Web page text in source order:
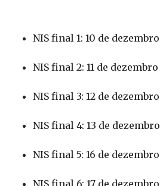
NIS final 1: 10 de dezembro
NIS final 2: 11 de dezembro
NIS final 3: 12 de dezembro
NIS final 4: 13 de dezembro
NIS final 5: 16 de dezembro
NIS final 6: 17 de dezembro